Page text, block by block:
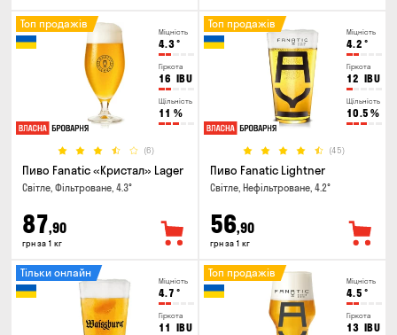
Міцність
4.3°
Гіркота
16 IBU
Щільність
11 %
(6)
Топ продажів
Пиво Fanatic «Кристал» Lager
Світле, Фільтроване, 4.3°
87,90
грн за 1 кг
Міцність
4.2 °
Гіркота
12 IBU
Щільність
10.5 %
(45)
Топ продажів
Пиво Fanatic Lightner
Світле, Нефільтроване, 4.2°
56,90
грн за 1 кг
Міцність
4.7 °
Гіркота
11 IBU
Тільки онлайн
Міцність
4.5 °
Гіркота
13 IBU
Топ продажів